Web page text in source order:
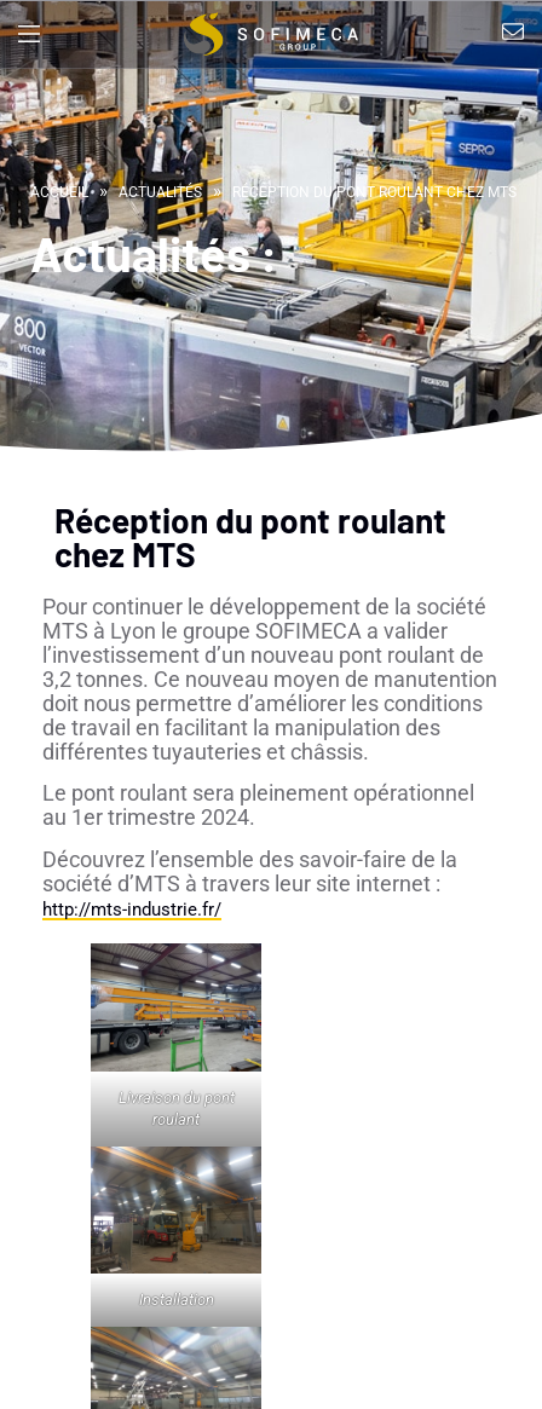
ACCUEIL » ACTUALITÉS » RÉCEPTION DU PONT ROULANT CHEZ MTS
Actualités :
Réception du pont roulant
chez MTS
Pour continuer le développement de la société
MTS à Lyon le groupe SOFIMECA a valider
l’investissement d’un nouveau pont roulant de
3,2 tonnes. Ce nouveau moyen de manutention
doit nous permettre d’améliorer les conditions
de travail en facilitant la manipulation des
différentes tuyauteries et châssis.
Le pont roulant sera pleinement opérationnel
au 1er trimestre 2024.
Découvrez l’ensemble des savoir-faire de la
société d’MTS à travers leur site internet :
http://mts-industrie.fr/
Livraison du pont
roulant
Installation